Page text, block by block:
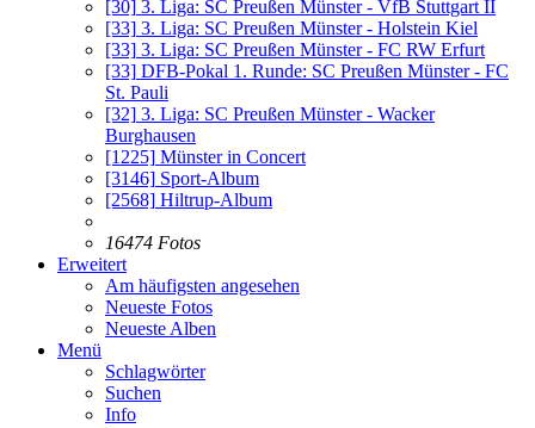
[30] 3. Liga: SC Preußen Münster - VfB Stuttgart II
[33] 3. Liga: SC Preußen Münster - Holstein Kiel
[33] 3. Liga: SC Preußen Münster - FC RW Erfurt
[33] DFB-Pokal 1. Runde: SC Preußen Münster - FC
St. Pauli
[32] 3. Liga: SC Preußen Münster - Wacker
Burghausen
[1225] Münster in Concert
[3146] Sport-Album
[2568] Hiltrup-Album
16474 Fotos
Erweitert
Am häufigsten angesehen
Neueste Fotos
Neueste Alben
Menü
Schlagwörter
Suchen
Info